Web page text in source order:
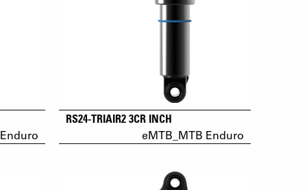
RS24-TRIAIR2 3CR INCH
eMTB_MTB Enduro